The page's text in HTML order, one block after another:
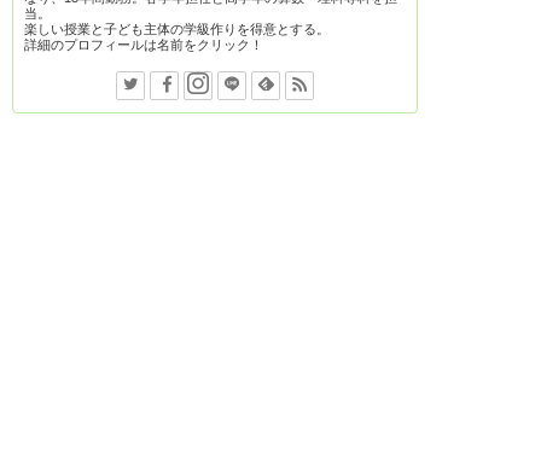
当。
楽しい授業と子ども主体の学級作りを得意とする。
詳細のプロフィールは名前をクリック！